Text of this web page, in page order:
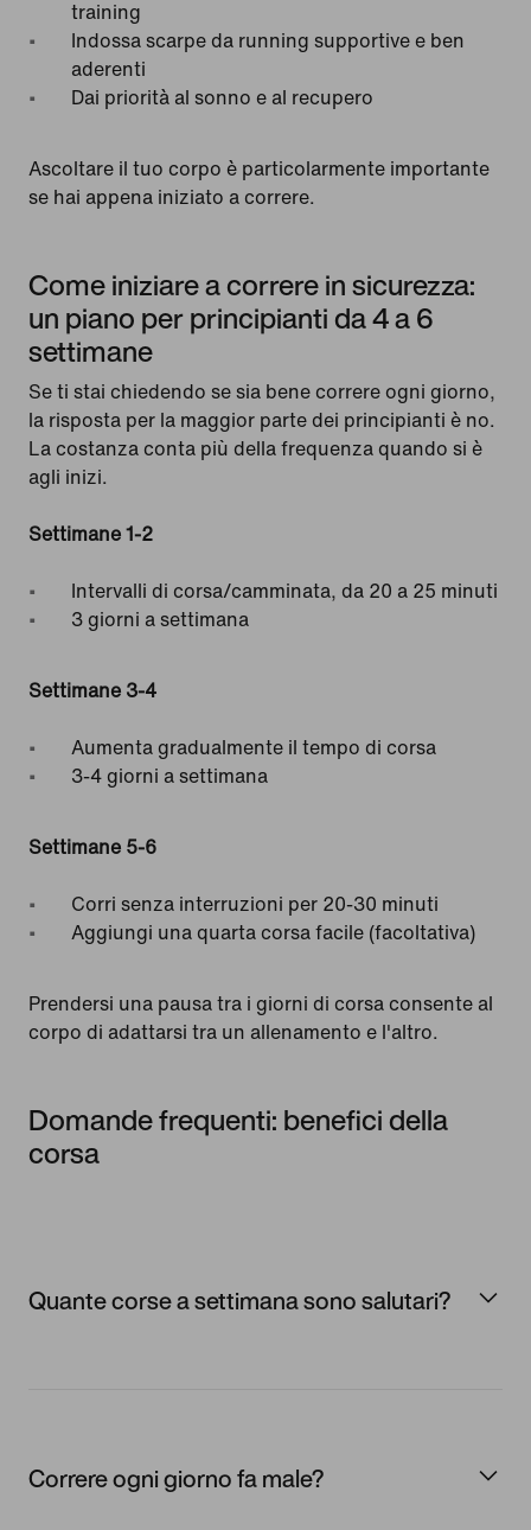
training
Indossa scarpe da running supportive e ben
aderenti
Dai priorità al sonno e al recupero
Ascoltare il tuo corpo è particolarmente importante
se hai appena iniziato a correre.
Come iniziare a correre in sicurezza:
un piano per principianti da 4 a 6
settimane
Se ti stai chiedendo se sia bene correre ogni giorno,
la risposta per la maggior parte dei principianti è no.
La costanza conta più della frequenza quando si è
agli inizi.
Settimane 1-2
Intervalli di corsa/camminata, da 20 a 25 minuti
3 giorni a settimana
Settimane 3-4
Aumenta gradualmente il tempo di corsa
3-4 giorni a settimana
Settimane 5-6
Corri senza interruzioni per 20-30 minuti
Aggiungi una quarta corsa facile (facoltativa)
Prendersi una pausa tra i giorni di corsa consente al
corpo di adattarsi tra un allenamento e l'altro.
Domande frequenti: benefici della
corsa
Quante corse a settimana sono salutari?
Correre ogni giorno fa male?